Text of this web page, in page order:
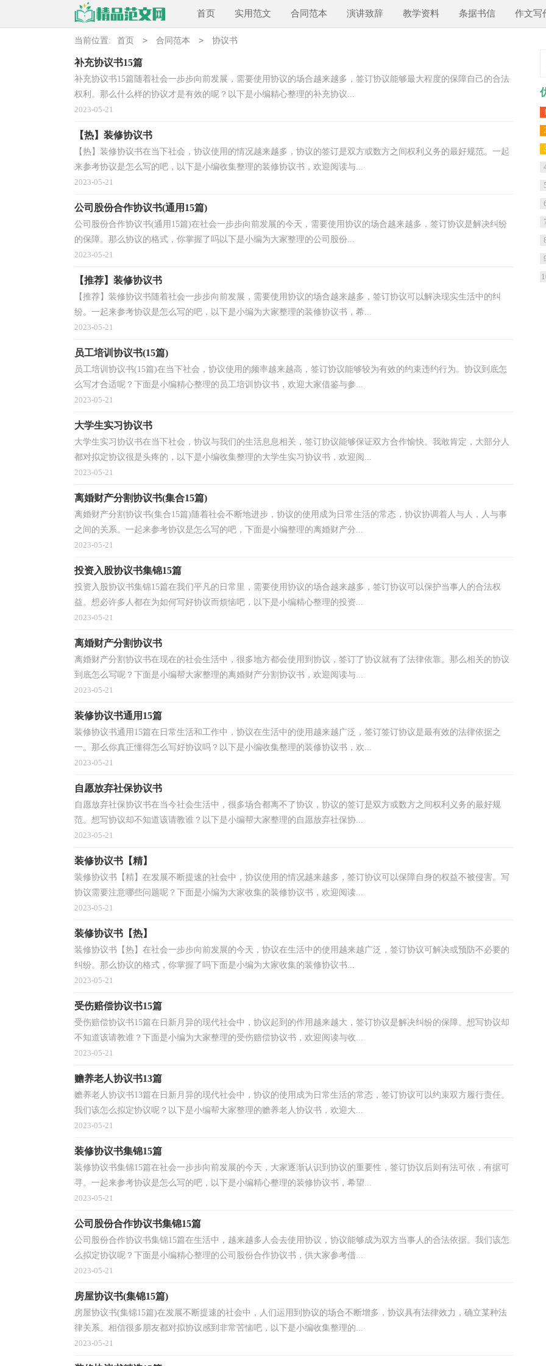
首页 实用范文 合同范本 演讲致辞 教学资料 条据书信 作文写
当前位置: 首页 > 合同范本 > 协议书
补充协议书15篇
补充协议书15篇随着社会一步步向前发展，需要使用协议的场合越来越多，签订协议能够最大程度的保障自己的合法
权利。那么什么样的协议才是有效的呢？以下是小编精心整理的补充协议...
2023-05-21
【热】装修协议书
【热】装修协议书在当下社会，协议使用的情况越来越多，协议的签订是双方或数方之间权利义务的最好规范。一起
来参考协议是怎么写的吧，以下是小编收集整理的装修协议书，欢迎阅读与...
2023-05-21
公司股份合作协议书(通用15篇)
公司股份合作协议书(通用15篇)在社会一步步向前发展的今天，需要使用协议的场合越来越多，签订协议是解决纠纷
的保障。那么协议的格式，你掌握了吗以下是小编为大家整理的公司股份...
2023-05-21
【推荐】装修协议书
【推荐】装修协议书随着社会一步步向前发展，需要使用协议的场合越来越多，签订协议可以解决现实生活中的纠
纷。一起来参考协议是怎么写的吧，以下是小编为大家整理的装修协议书，希...
2023-05-21
员工培训协议书(15篇)
员工培训协议书(15篇)在当下社会，协议使用的频率越来越高，签订协议能够较为有效的约束违约行为。协议到底怎
么写才合适呢？下面是小编精心整理的员工培训协议书，欢迎大家借鉴与参...
2023-05-21
大学生实习协议书
大学生实习协议书在当下社会，协议与我们的生活息息相关，签订协议能够保证双方合作愉快。我敢肯定，大部分人
都对拟定协议很是头疼的，以下是小编收集整理的大学生实习协议书，欢迎阅...
2023-05-21
离婚财产分割协议书(集合15篇)
离婚财产分割协议书(集合15篇)随着社会不断地进步，协议的使用成为日常生活的常态，协议协调着人与人，人与事
之间的关系。一起来参考协议是怎么写的吧，下面是小编整理的离婚财产分...
2023-05-21
投资入股协议书集锦15篇
投资入股协议书集锦15篇在我们平凡的日常里，需要使用协议的场合越来越多，签订协议可以保护当事人的合法权
益。想必许多人都在为如何写好协议而烦恼吧，以下是小编精心整理的投资...
2023-05-21
离婚财产分割协议书
离婚财产分割协议书在现在的社会生活中，很多地方都会使用到协议，签订了协议就有了法律依靠。那么相关的协议
到底怎么写呢？下面是小编帮大家整理的离婚财产分割协议书，欢迎阅读与...
2023-05-21
装修协议书通用15篇
装修协议书通用15篇在日常生活和工作中，协议在生活中的使用越来越广泛，签订签订协议是最有效的法律依据之
一。那么你真正懂得怎么写好协议吗？以下是小编收集整理的装修协议书，欢...
2023-05-21
自愿放弃社保协议书
自愿放弃社保协议书在当今社会生活中，很多场合都离不了协议，协议的签订是双方或数方之间权利义务的最好规
范。想写协议却不知道该请教谁？以下是小编帮大家整理的自愿放弃社保协...
2023-05-21
装修协议书【精】
装修协议书【精】在发展不断提速的社会中，协议使用的情况越来越多，签订协议可以保障自身的权益不被侵害。写
协议需要注意哪些问题呢？下面是小编为大家收集的装修协议书，欢迎阅读...
2023-05-21
装修协议书【热】
装修协议书【热】在社会一步步向前发展的今天，协议在生活中的使用越来越广泛，签订协议可解决或预防不必要的
纠纷。那么协议的格式，你掌握了吗下面是小编为大家收集的装修协议书...
2023-05-21
受伤赔偿协议书15篇
受伤赔偿协议书15篇在日新月异的现代社会中，协议起到的作用越来越大，签订协议是解决纠纷的保障。想写协议却
不知道该请教谁？下面是小编为大家整理的受伤赔偿协议书，欢迎阅读与收...
2023-05-21
赡养老人协议书13篇
赡养老人协议书13篇在日新月异的现代社会中，协议的使用成为日常生活的常态，签订协议可以约束双方履行责任。
我们该怎么拟定协议呢？以下是小编帮大家整理的赡养老人协议书，欢迎大...
2023-05-21
装修协议书集锦15篇
装修协议书集锦15篇在社会一步步向前发展的今天，大家逐渐认识到协议的重要性，签订协议后则有法可依，有据可
寻。一起来参考协议是怎么写的吧，以下是小编精心整理的装修协议书，希望...
2023-05-21
公司股份合作协议书集锦15篇
公司股份合作协议书集锦15篇在生活中，越来越多人会去使用协议，协议能够成为双方当事人的合法依据。我们该怎
么拟定协议呢？下面是小编精心整理的公司股份合作协议书，供大家参考借...
2023-05-21
房屋协议书(集锦15篇)
房屋协议书(集锦15篇)在发展不断提速的社会中，人们运用到协议的场合不断增多，协议具有法律效力，确立某种法
律关系。相信很多朋友都对拟协议感到非常苦恼吧，以下是小编收集整理的...
2023-05-21